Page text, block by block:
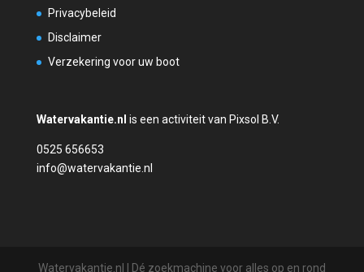
Privacybeleid
Disclaimer
Verzekering voor uw boot
Watervakantie.nl is een activiteit van Pixsol B.V.
0525 656653
info@watervakantie.nl
Watervakantie.nl | Dé zoekmachine voor alles op en rond